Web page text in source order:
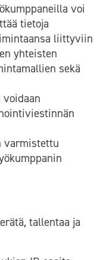
voi
tietoja
liittyviin
yhteisten
sekä
varmistettu
tallentaa ja